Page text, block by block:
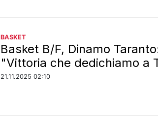
BASKET
Basket B/F, Dinamo
"Vittoria che dedichiamo a
21.11.2025 02:10